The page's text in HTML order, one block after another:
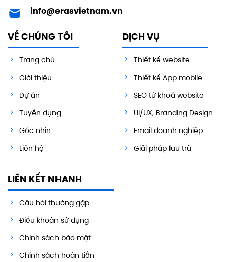
info@erasvietnam.vn
VỀ CHÚNG TÔI
Trang chủ
Giới thiệu
Dự án
Tuyển dụng
Góc nhìn
Liên hệ
DỊCH VỤ
Thiết kế website
Thiết kế App mobile
SEO từ khoá website
UI/UX, Branding Design
Email doanh nghiệp
Giải pháp lưu trữ
LIÊN KẾT NHANH
Câu hỏi thường gặp
Điều khoản sử dụng
Chính sách bảo mật
Chính sách hoàn tiền